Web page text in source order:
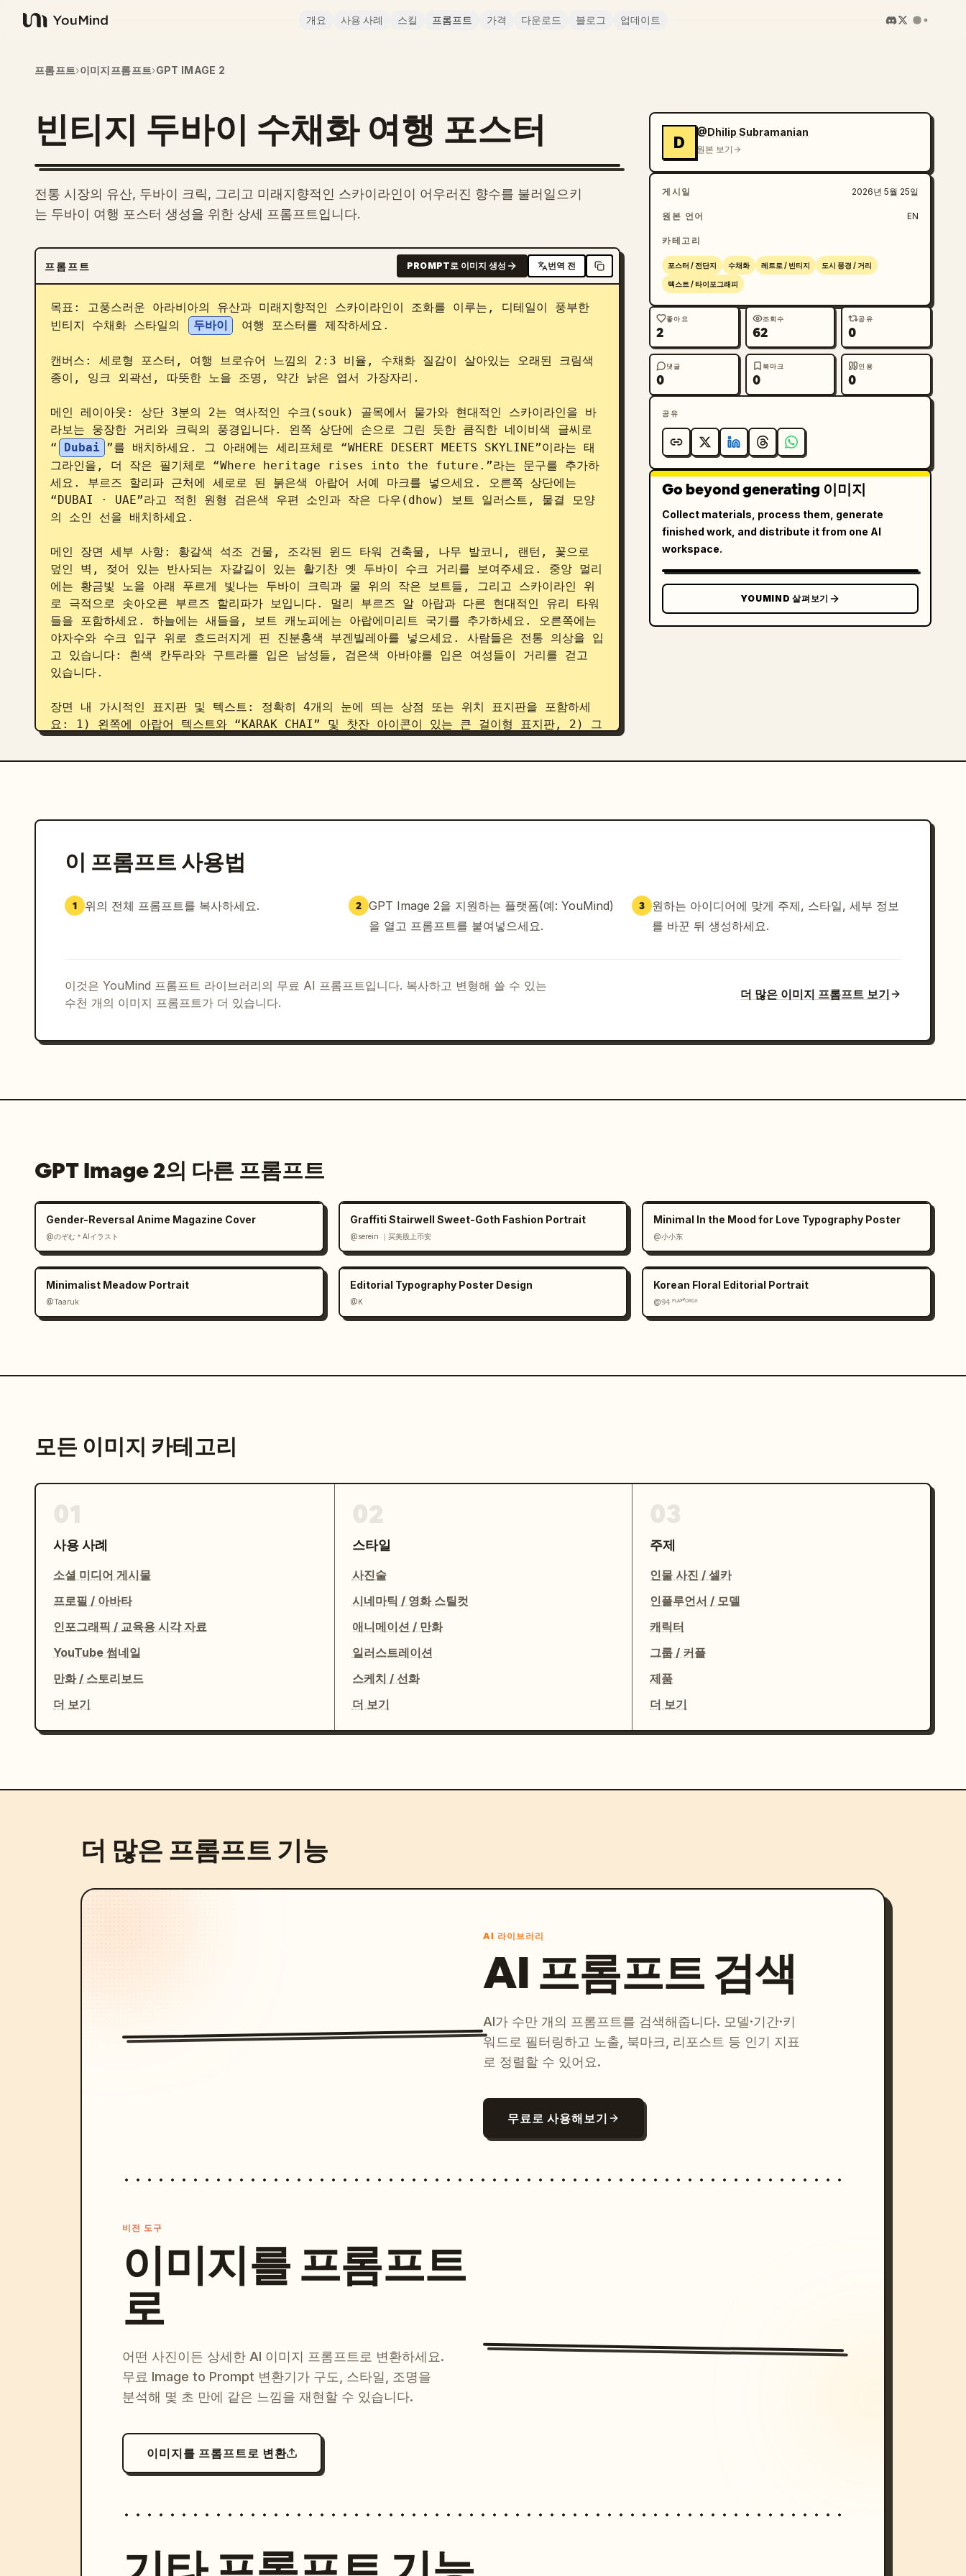
YouMind
개요 사용 사례 스킬 프롬프트 가격 다운로드 블로그 업데이트
프롬프트›이미지프롬프트›GPT IMAGE 2
빈티지 두바이 수채화 여행 포스터
전통 시장의 유산, 두바이 크릭, 그리고 미래지향적인 스카이라인이 어우러진 향수를 불러일으키
는 두바이 여행 포스터 생성을 위한 상세 프롬프트입니다.
프롬프트 PROMPT로 이미지 생성 번역 전
목표: 고풍스러운 아라비아의 유산과 미래지향적인 스카이라인이 조화를 이루는, 디테일이 풍부한
빈티지 수채화 스타일의
두바이 여행 포스터를 제작하세요.
캔버스: 세로형 포스터, 여행 브로슈어 느낌의 2:3 비율, 수채화 질감이 살아있는 오래된 크림색
종이, 잉크 외곽선, 따뜻한 노을 조명, 약간 낡은 엽서 가장자리.
메인 레이아웃: 상단 3분의 2는 역사적인 수크(souk) 골목에서 물가와 현대적인 스카이라인을 바
라보는 웅장한 거리와 크릭의 풍경입니다. 왼쪽 상단에 손으로 그린 듯한 큼직한 네이비색 글씨로
“
Dubai ”를 배치하세요. 그 아래에는 세리프체로 “WHERE DESERT MEETS SKYLINE”이라는 태
그라인을, 더 작은 필기체로 “Where heritage rises into the future.”라는 문구를 추가하
세요. 부르즈 할리파 근처에 세로로 된 붉은색 아랍어 서예 마크를 넣으세요. 오른쪽 상단에는
“DUBAI · UAE”라고 적힌 원형 검은색 우편 소인과 작은 다우(dhow) 보트 일러스트, 물결 모양
의 소인 선을 배치하세요.
메인 장면 세부 사항: 황갈색 석조 건물, 조각된 윈드 타워 건축물, 나무 발코니, 랜턴, 꽃으로
덮인 벽, 젖어 있는 반사되는 자갈길이 있는 활기찬 옛 두바이 수크 거리를 보여주세요. 중앙 멀리
에는 황금빛 노을 아래 푸르게 빛나는 두바이 크릭과 물 위의 작은 보트들, 그리고 스카이라인 위
로 극적으로 솟아오른 부르즈 할리파가 보입니다. 멀리 부르즈 알 아랍과 다른 현대적인 유리 타워
들을 포함하세요. 하늘에는 새들을, 보트 캐노피에는 아랍에미리트 국기를 추가하세요. 오른쪽에는
야자수와 수크 입구 위로 흐드러지게 핀 진분홍색 부겐빌레아를 넣으세요. 사람들은 전통 의상을 입
고 있습니다: 흰색 칸두라와 구트라를 입은 남성들, 검은색 아바야를 입은 여성들이 거리를 걷고
있습니다.
장면 내 가시적인 표지판 및 텍스트: 정확히 4개의 눈에 띄는 상점 또는 위치 표지판을 포함하세
요: 1) 왼쪽에 아랍어 텍스트와 “KARAK CHAI” 및 찻잔 아이콘이 있는 큰 걸이형 표지판, 2) 그
“Gold Souk” 및 오른쪽 화살표가 있는 방향 표지판, 4) 하단 스트립에 아랍어 텍스트와
스트립에 정확히 5개의 섹션을 포함하세요: 1) 왼쪽에 “Dubai”라는 제목과 “A city where
every skyline tells two stories.”라는 텍스트, 그리고 4개의 일러스트 불릿 포인트
(“Wind-tower heritage”, “Karak chai culture”, “Desert dunes nearby”,
라벨의 좁은 프레임 비네트; 4) 밤의 마천루, 부르즈 할리파, 분수를 보여주는 “Downtown” 라벨
의 좁은 프레임 비네트; 5) 붉은색 위치 핀과 손글씨로 “Dubai”라고 적힌 아랍에미리트 해안선을
뜻한 황토색 돌, 청록색 크릭 물, 네이비색 레터링, 황금빛 노을 하늘, 진분홍색 꽃, 대기 원근
히 지키세요: 4개의 눈에 띄는 상점/위치 표지판, 5개의 하단 스트립 섹션, 왼쪽 메모 카드의 4개
D
@Dhilip Subramanian
원본 보기
게시일 2026년 5월 25일
원본 언어 EN
카테고리
포스터 / 전단지 수채화 레트로 / 빈티지 도시 풍경 / 거리
텍스트 / 타이포그래피
좋아요
2
조회수
62
공유
0
댓글
0
북마크
0
인용
0
공유
Go beyond generating 이미지
Collect materials, process them, generate
finished work, and distribute it from one AI
workspace.
YOUMIND 살펴보기
이 프롬프트 사용법
1 위의 전체 프롬프트를 복사하세요. 2 GPT Image 2을 지원하는 플랫폼(예: YouMind)
을 열고 프롬프트를 붙여넣으세요.
3
원하는 아이디어에 맞게 주제, 스타일, 세부 정보
를 바꾼 뒤 생성하세요.
이것은 YouMind 프롬프트 라이브러리의 무료 AI 프롬프트입니다. 복사하고 변형해 쓸 수 있는
수천 개의 이미지 프롬프트가 더 있습니다.
더 많은 이미지 프롬프트 보기
GPT Image 2의 다른 프롬프트
Gender-Reversal Anime Magazine Cover
@のぞむ＊AIイラスト
Graffiti Stairwell Sweet-Goth Fashion Portrait
@serein ｜买美股上币安
Minimal In the Mood for Love Typography Poster
@小小东
Minimalist Meadow Portrait
@Taaruk
Editorial Typography Poster Design
@K
Korean Floral Editorial Portrait
@𝟡𝟜 ᴾᴸᴬʸᶠᴼᴿᴳᴱ
모든 이미지 카테고리
사용 사례
소셜 미디어 게시물
프로필 / 아바타
인포그래픽 / 교육용 시각 자료
YouTube 썸네일
만화 / 스토리보드
더 보기
스타일
사진술
시네마틱 / 영화 스틸컷
애니메이션 / 만화
일러스트레이션
스케치 / 선화
더 보기
주제
인물 사진 / 셀카
인플루언서 / 모델
캐릭터
그룹 / 커플
제품
더 보기
더 많은 프롬프트 기능
AI 라이브러리
AI 프롬프트 검색
AI가 수만 개의 프롬프트를 검색해줍니다. 모델·기간·키
워드로 필터링하고 노출, 북마크, 리포스트 등 인기 지표
로 정렬할 수 있어요.
무료로 사용해보기
비전 도구
이미지를 프롬프트
로
어떤 사진이든 상세한 AI 이미지 프롬프트로 변환하세요.
무료 Image to Prompt 변환기가 구도, 스타일, 조명을
분석해 몇 초 만에 같은 느낌을 재현할 수 있습니다.
이미지를 프롬프트로 변환